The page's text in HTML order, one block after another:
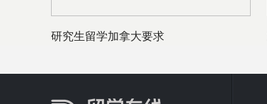
研究生留学加拿大要求